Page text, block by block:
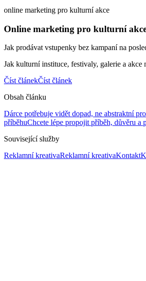
online marketing pro kulturní akce
Online marketing pro kulturní
Jak prodávat vstupenky bez kampaní na
Jak kulturní instituce, festivaly, galerie a
Číst článekČíst článek
Obsah článku
Dárce potřebuje vidět dopad, ne abstraktní
příběhuChcete lépe propojit příběh, důvěru a
Související služby
Reklamní kreativaReklamní kreativaKontakt